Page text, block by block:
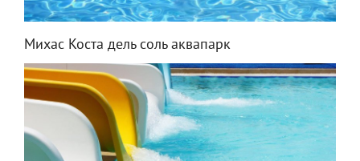
Михас Коста дель соль аквапарк